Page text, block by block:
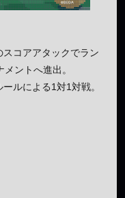
コアアタックでラン
ントへ進出。
ールによる1対1対戦。